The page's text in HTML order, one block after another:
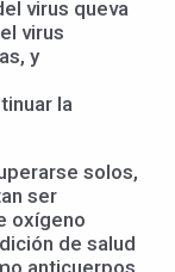
virus queva
virus
y
la
solos,
ser
oxígeno
de salud
anticuerpos